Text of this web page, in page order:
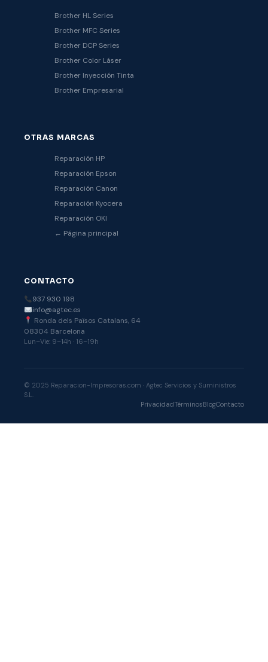
Brother HL Series
Brother MFC Series
Brother DCP Series
Brother Color Láser
Brother Inyección Tinta
Brother Empresarial
OTRAS MARCAS
Reparación HP
Reparación Epson
Reparación Canon
Reparación Kyocera
Reparación OKI
← Página principal
CONTACTO
937 930 198
info@agtec.es
Ronda dels Països Catalans, 64
08304 Barcelona
Lun–Vie: 9–14h · 16–19h
© 2025 Reparacion-Impresoras.com · Agtec Servicios y Suministros
S.L.
PrivacidadTérminosBlogContacto